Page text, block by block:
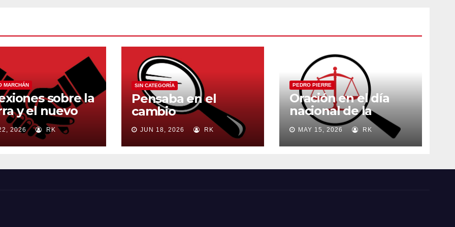
MARCHÁN
sobre la
y el nuevo
mundial
2026 RK
SIN CATEGORÍA
Pensaba en el
cambio
JUN 18, 2026 RK
PEDRO PIERRE
Oración en el día
nacional de la
madre
MAY 15, 2026 RK